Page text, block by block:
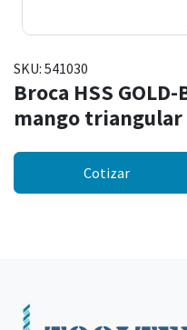
SKU: 541030
Broca HSS
mango triangular
Cotizar